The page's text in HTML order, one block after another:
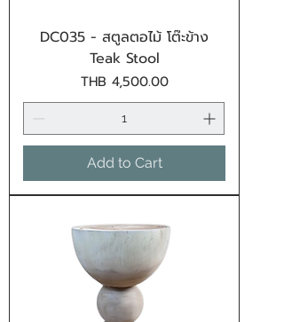
DC035 - สตูลตอไม้ โต๊ะข้าง
Teak Stool
Price
THB 4,500.00
Add to Cart